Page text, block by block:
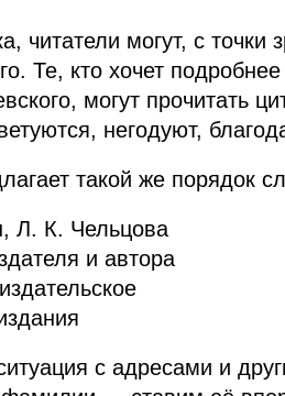
читатели могут, с
Те, кто хочет
могут прочитать
негодуют,
такой же порядок
Л. К. Чельцова
и автора
с адресами и